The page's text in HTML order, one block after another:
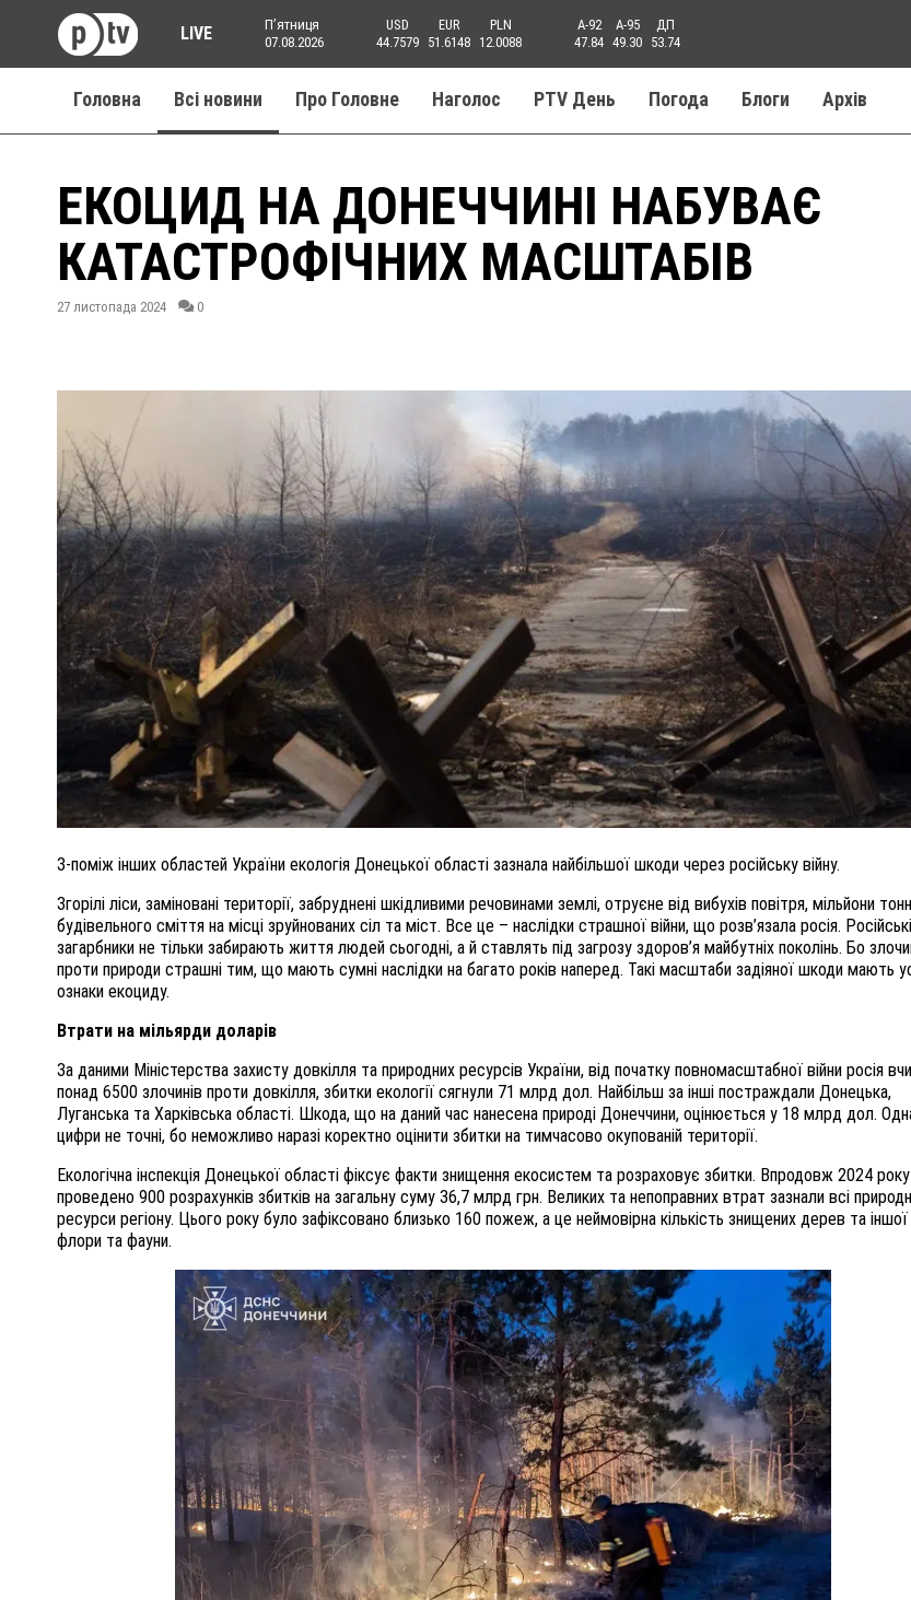
LIVE
Пʼятниця
07.08.2026
USD
44.7579
EUR
51.6148
PLN
12.0088
A-92
47.84
A-95
49.30
ДП
53.74
Головна Всі новини Про Головне Наголос PTV День Погода Блоги Aрхів
ЕКОЦИД НА ДОНЕЧЧИНІ НАБУВАЄ
КАТАСТРОФІЧНИХ МАСШТАБІВ
27 листопада 2024 0
З-поміж інших областей України екологія Донецької області зазнала найбільшої шкоди через російську війну.
Згорілі ліси, заміновані території, забруднені шкідливими речовинами землі, отруєне від вибухів повітря, мільйони тонн
будівельного сміття на місці зруйнованих сіл та міст. Все це – наслідки страшної війни, що розв’язала росія. Російські
загарбники не тільки забирають життя людей сьогодні, а й ставлять під загрозу здоров’я майбутніх поколінь. Бо
проти природи страшні тим, що мають сумні наслідки на багато років наперед. Такі масштаби задіяної шкоди мають
ознаки екоциду.
Втрати на мільярди доларів
За даними Міністерства захисту довкілля та природних ресурсів України, від початку повномасштабної війни росія
понад 6500 злочинів проти довкілля, збитки екології сягнули 71 млрд дол. Найбільш за інші постраждали Донецька,
Луганська та Харківська області. Шкода, що на даний час нанесена природі Донеччини, оцінюється у 18 млрд дол.
цифри не точні, бо неможливо наразі коректно оцінити збитки на тимчасово окупованій території.
Екологічна інспекція Донецької області фіксує факти знищення екосистем та розраховує збитки. Впродовж 2024
проведено 900 розрахунків збитків на загальну суму 36,7 млрд грн. Великих та непоправних втрат зазнали всі
ресурси регіону. Цього року було зафіксовано близько 160 пожеж, а це неймовірна кількість знищених дерев та іншої
флори та фауни.
ПОЛІЦІЯ ПОЛТАВЩИНИ РОЗШУКУЄ 62-РІЧНУ
ЛЮДМИЛУ ТИМЧЕНКО
26 листопада 2025 0
ВНАСЛІДОК ПОРАНЕНЬ, ОТРИМАНИХ НА
ПОМЕР ВОЇН ЮРІЙ ВОЙТИК
25 листопада 2025 0